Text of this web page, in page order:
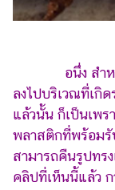
อนึ่ง สำ
ลงไปบริเวณที่เกิ
แล้วนั้น ก็เป็นเพ
พลาสติกที่พร้อมรั
สามารถคืนรูปทร
คลิปที่เห็นนี้แล้ว